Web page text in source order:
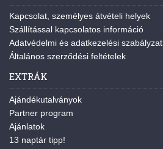
Kapcsolat, személyes átvételi helyek
Szállítással kapcsolatos információ
Adatvédelmi és adatkezelési szabályzat
Általános szerződési feltételek
EXTRÁK
Ajándékutalványok
Partner program
Ajánlatok
13 naptár tipp!